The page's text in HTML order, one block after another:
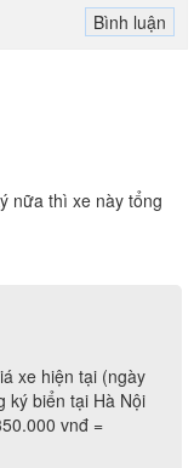
nữa thì xe này tổng
xe hiện tại (ngày
ký biển tại Hà Nội
vnđ =